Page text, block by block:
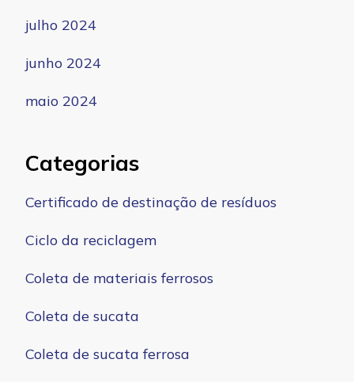
julho 2024
junho 2024
maio 2024
Categorias
Certificado de destinação de resíduos
Ciclo da reciclagem
Coleta de materiais ferrosos
Coleta de sucata
Coleta de sucata ferrosa